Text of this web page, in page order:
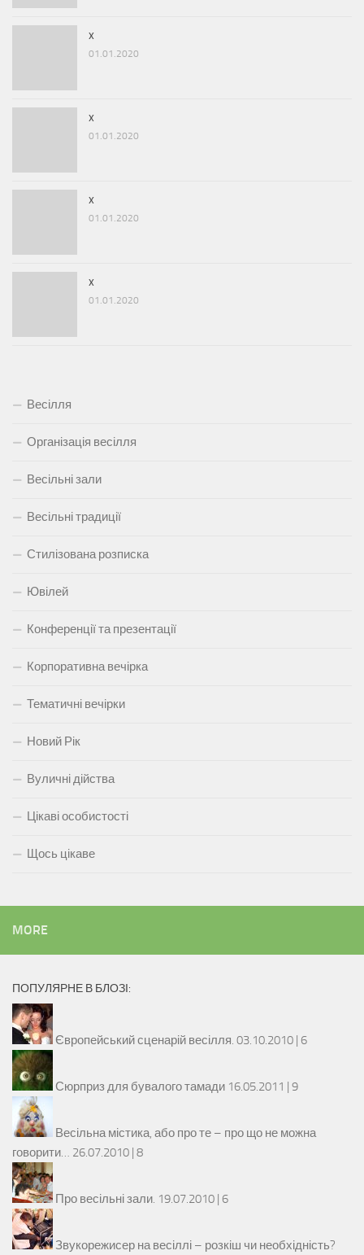
x
01.01.2020
x
01.01.2020
x
01.01.2020
x
01.01.2020
Весілля
Організація весілля
Весільні зали
Весільні традиції
Стилізована розписка
Ювілей
Конференції та презентації
Корпоративна вечірка
Тематичні вечірки
Новий Рік
Вуличні дійства
Цікаві особистості
Щось цікаве
MORE
ПОПУЛЯРНЕ В БЛОЗІ:
Європейський сценарій весілля. 03.10.2010 | 6
Сюрприз для бувалого тамади 16.05.2011 | 9
Весільна містика, або про те – про що не можна
говорити…
26.07.2010 | 8
Про весільні зали. 19.07.2010 | 6
Звукорежисер на весіллі – розкіш чи необхідність?